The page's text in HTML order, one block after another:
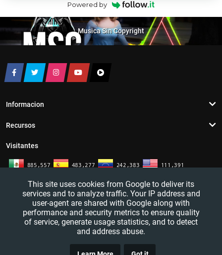
Powered by
Musica Sin Copyright
Informacion
Recursos
Visitantes
This site uses cookies from Google to deliver its
services and to analyze traffic. Your IP address and
user-agent are shared with Google along with
performance and security metrics to ensure quality
of service, generate usage statistics, and to detect
and address abuse.